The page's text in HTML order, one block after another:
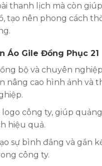
thanh lịch mà còn
tạo nên phong cách
Áo Gile Đồng Phục 21
bộ và chuyên
nâng cao hình ảnh và
công ty, giúp
hiệu quả.
sự bình đẳng và gắn
công ty.